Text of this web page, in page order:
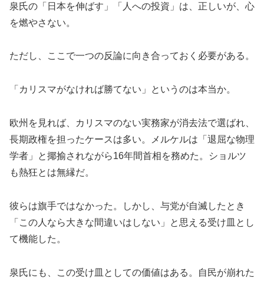
泉氏の「日本を伸ばす」「人への投資」は、正しいが、心
を燃やさない。
ただし、ここで一つの反論に向き合っておく必要がある。
「カリスマがなければ勝てない」というのは本当か。
欧州を見れば、カリスマのない実務家が消去法で選ばれ、
長期政権を担ったケースは多い。メルケルは「退屈な物理
学者」と揶揄されながら16年間首相を務めた。ショルツ
も熱狂とは無縁だ。
彼らは旗手ではなかった。しかし、与党が自滅したとき
「この人なら大きな間違いはしない」と思える受け皿とし
て機能した。
泉氏にも、この受け皿としての価値はある。自民が崩れた